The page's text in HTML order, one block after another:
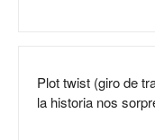
Plot twist (giro de
la historia nos